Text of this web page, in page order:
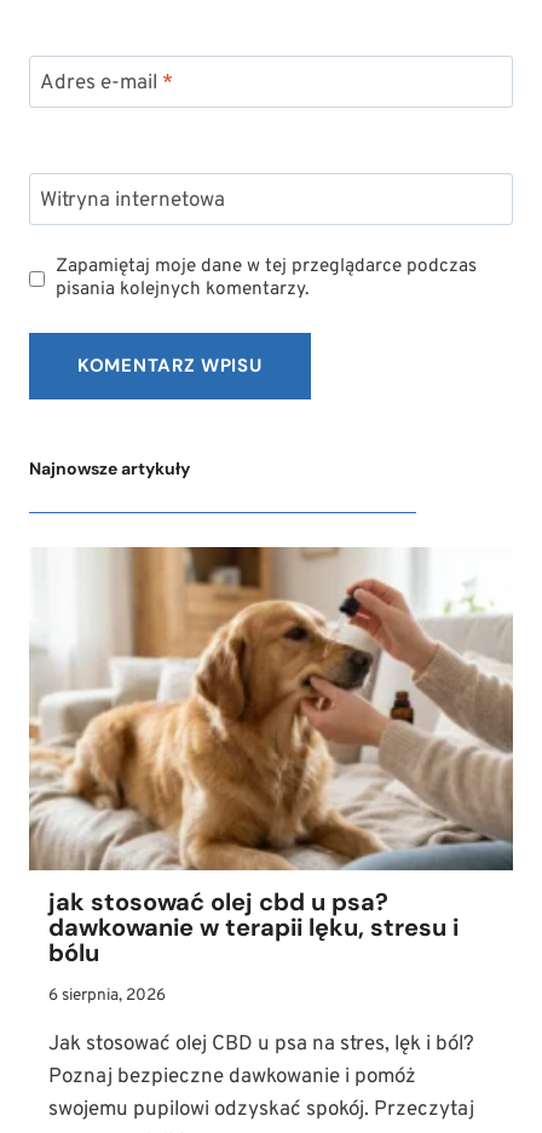
Adres e-mail *
Witryna internetowa
Zapamiętaj moje dane w tej przeglądarce podczas
pisania kolejnych komentarzy.
Najnowsze artykuły
jak stosować olej cbd u psa?
dawkowanie w terapii lęku, stresu i
bólu
6 sierpnia, 2026
Jak stosować olej CBD u psa na stres, lęk i ból?
Poznaj bezpieczne dawkowanie i pomóż
swojemu pupilowi odzyskać spokój. Przeczytaj